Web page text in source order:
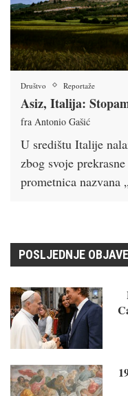
Društvo Reportaže
Asiz, Italija:
fra Antonio Gašić
U središtu Italije
zbog svoje
prometnica
POSLJEDNJE OBJAVE